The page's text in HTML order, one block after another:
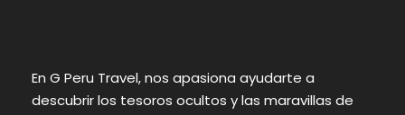
En G Peru Travel, nos apasiona ayudarte a
descubrir los tesoros ocultos y las maravillas de